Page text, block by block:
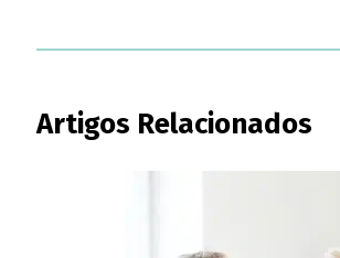
Artigos Relacionados